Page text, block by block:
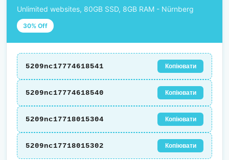
Unlimited websites, 80GB SSD, 8GB RAM - Nürnberg
30% Off
5209nc17774618541 Копіювати
5209nc17774618540 Копіювати
5209nc17718015304 Копіювати
5209nc17718015302 Копіювати